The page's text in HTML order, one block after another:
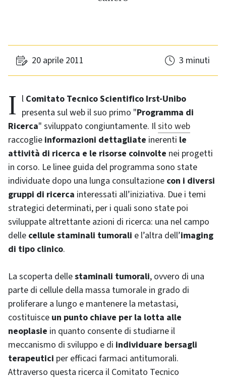
20 aprile 2011 3 minuti
Il Comitato Tecnico Scientifico Irst-Unibo
presenta sul web il suo primo "Programma di
Ricerca" sviluppato congiuntamente. Ilsito web
raccoglie informazioni dettagliate inerenti le
attività di ricerca e le risorse coinvolte nei progetti
in corso. Le linee guida del programma sono state
individuate dopo una lunga consultazione con i diversi
gruppi di ricerca interessati all’iniziativa. Due i temi
strategici determinati, per i quali sono state poi
sviluppate altrettante azioni di ricerca: una nel campo
delle cellule staminali tumorali e l’altra dell’imaging
di tipo clinico.
La scoperta dellestaminali tumorali, ovvero di una
parte di cellule della massa tumorale in grado di
proliferare a lungo e mantenere la metastasi,
costituisce un punto chiave per la lotta alle
neoplasie in quanto consente di studiarne il
meccanismo di sviluppo e di individuare bersagli
terapeutici per efficaci farmaci antitumorali.
Attraverso questa ricerca il Comitato Tecnico